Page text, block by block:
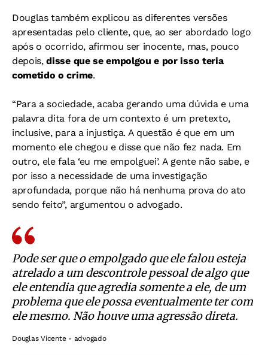
Douglas também explicou as diferentes versões
apresentadas pelo cliente, que, ao ser abordado logo
após o ocorrido, afirmou ser inocente, mas, pouco
depois,disse que se empolgou e por isso teria
cometido o crime.
“Para a sociedade, acaba gerando uma dúvida e uma
palavra dita fora de um contexto é um pretexto,
inclusive, para a injustiça. A questão é que em um
momento ele chegou e disse que não fez nada. Em
outro, ele fala ‘eu me empolguei’. A gente não sabe, e
por isso a necessidade de uma investigação
aprofundada, porque não há nenhuma prova do ato
sendo feito”, argumentou o advogado.
Pode ser que o empolgado que ele falou esteja
atrelado a um descontrole pessoal de algo que
ele entendia que agredia somente a ele, de um
problema que ele possa eventualmente ter com
ele mesmo. Não houve uma agressão direta.
Douglas Vicente - advogado